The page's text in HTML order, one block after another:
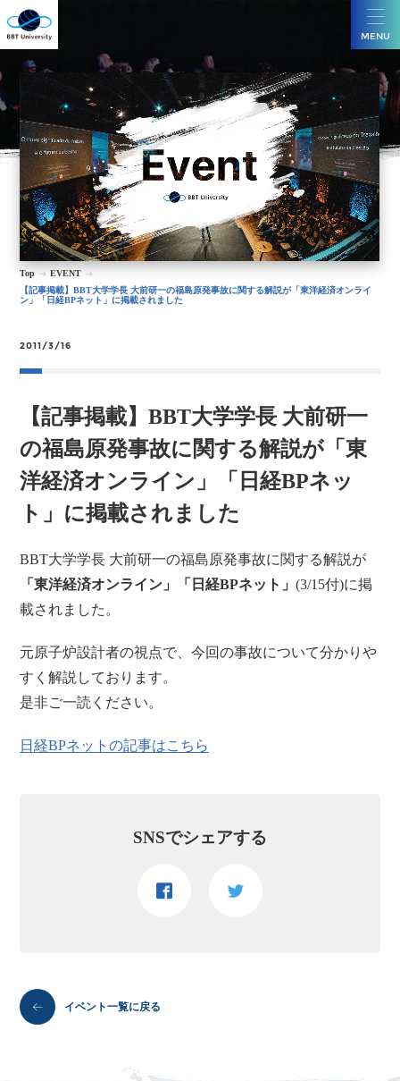
MENU
Top
EVENT
【記事掲載】BBT大学学長 大前研一の福島原発事故に関する解説が「東洋経済オンライ
ン」「日経BPネット」に掲載されました
2011/3/16
【記事掲載】BBT大学学長 大前研一
の福島原発事故に関する解説が「東
洋経済オンライン」「日経BPネッ
ト」に掲載されました
BBT大学学長 大前研一の福島原発事故に関する解説が
「東洋経済オンライン」「日経BPネット」(3/15付)に掲
載されました。
元原子炉設計者の視点で、今回の事故について分かりや
すく解説しております。
是非ご一読ください。
日経BPネットの記事はこちら
SNSでシェアする
イベント一覧に戻る